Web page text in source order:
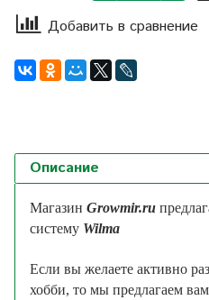
Добавить в сравнение
Описание
Магазин Growmir.ru
систему Wilma
Если вы желаете активно
хобби, то мы предлагаем